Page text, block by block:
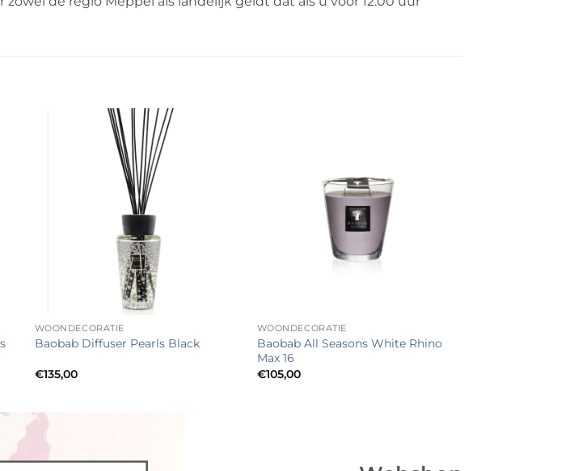
WOONDECORATIE
Baobab Diffuser Pearls Black
€135,00
WOONDECORATIE
Baobab All Seasons White Rhino
Max 16
€105,00